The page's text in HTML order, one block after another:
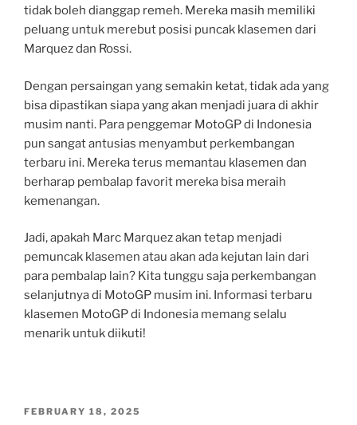
tidak boleh dianggap remeh. Mereka masih memiliki
peluang untuk merebut posisi puncak klasemen dari
Marquez dan Rossi.
Dengan persaingan yang semakin ketat, tidak ada yang
bisa dipastikan siapa yang akan menjadi juara di akhir
musim nanti. Para penggemar MotoGP di Indonesia
pun sangat antusias menyambut perkembangan
terbaru ini. Mereka terus memantau klasemen dan
berharap pembalap favorit mereka bisa meraih
kemenangan.
Jadi, apakah Marc Marquez akan tetap menjadi
pemuncak klasemen atau akan ada kejutan lain dari
para pembalap lain? Kita tunggu saja perkembangan
selanjutnya di MotoGP musim ini. Informasi terbaru
klasemen MotoGP di Indonesia memang selalu
menarik untuk diikuti!
POSTED
FEBRUARY 18, 2025